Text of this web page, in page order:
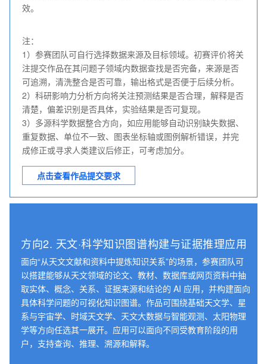
效。
注：
1）参赛团队可自行选择数据来源及目标领域。初赛评价将关
注提交作品在其问题子领域内数据查找是否完备，来源是否
可追溯，清洗整合是否可靠，输出格式是否便于后续分析。
2）科研影响力分析方向将关注预测结果是否合理，解释是否
清楚，偏差识别是否具体，实验结果是否可复现。
3）多源科学数据整合方向，如应用能够自动识别缺失数据、
重复数据、单位不一致、图表坐标轴或图例解析错误，并完
成修正或寻求人类建议后修正，可考虑加分。
点击查看作品提交要求
方向2. 天文·科学知识图谱构建与证据推理应用
面向“从天文文献和资料中提炼知识关系”的场景，参赛团队可
以搭建能够从天文领域的论文、教材、数据库或网页资料中抽
取实体、概念、关系、证据来源和结论的 AI 应用，并构建面向
具体科学问题的可视化知识图谱。作品可围绕基础天文学、星
系与宇宙学、时域天文学、天文大数据与智能观测、太阳物理
学等方向任选其一展开。应用可以面向不同受教育阶段的用
户，支持查询、推理、溯源和解释。